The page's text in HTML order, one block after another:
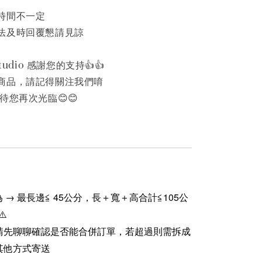
間不一定
及時回覆懇請見諒
感謝您的支持👍️👍️
品，請記得關注我們唷
您再次光臨😊😊
→ 最長邊≦ 45公分，長＋寬＋高合計≦105公
聊聊確認是否能合併訂單，若超過則需拆成
他方式寄送